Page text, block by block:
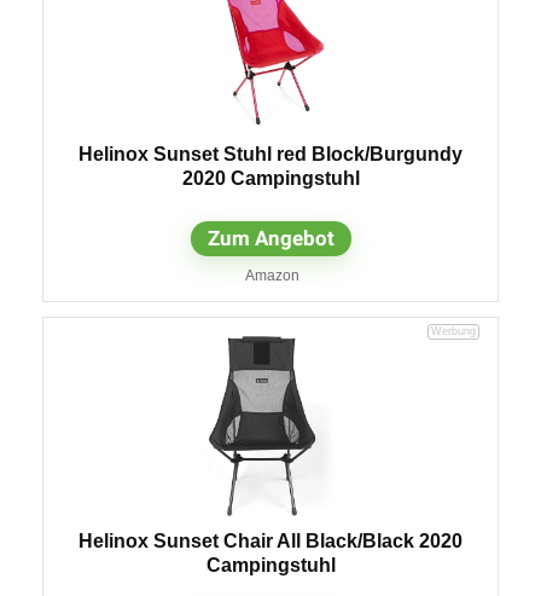
Helinox Sunset Stuhl red Block/Burgundy
2020 Campingstuhl
Zum Angebot
Amazon
Helinox Sunset Chair All Black/Black 2020
Campingstuhl